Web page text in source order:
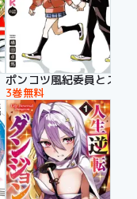
ポンコツ風紀委員とスカ
3巻無料